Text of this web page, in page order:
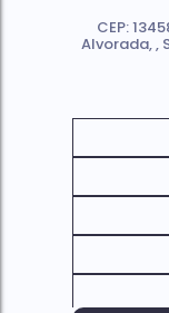
CEP:
Alvorada ,